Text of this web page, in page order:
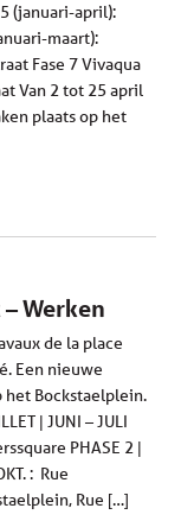
(januari-april):
maart):
Fase 7 Vivaqua
Van 2 tot 25 april
plaats op het
Werken
de la place
Een nieuwe
het Bockstaelplein.
| JUNI – JULI
PHASE 2 |
: Rue
Rue […]